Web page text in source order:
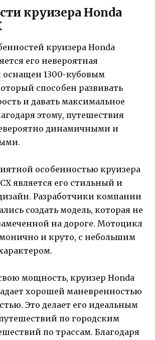
круизера Honda
круизера Honda
его невероятная
1300-кубовым
способен развивать
и давать максимальное
этому, путешествия
динамичными и
особенностью круизера
является его стильный и
Разработчики компании
создать модель, которая не
на дороге. Мотоцикл
и круто, с небольшим
мощность, круизер Honda
хорошей маневренностью
Это делает его идеальным
по городским
по трассам. Благодаря